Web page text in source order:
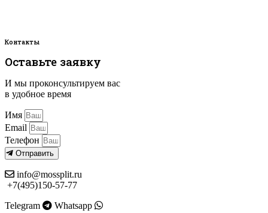
Контакты
Оставьте заявку
И мы проконсультируем вас
в удобное время
Имя
Email
Телефон
Отправить
info@mossplit.ru
+7(495)150-57-77
Telegram
Whatsapp